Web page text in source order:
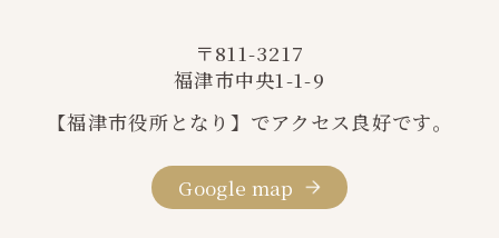
〒811-3217
福津市中央1-1-9
【福津市役所となり】でアクセス良好です。
Google map